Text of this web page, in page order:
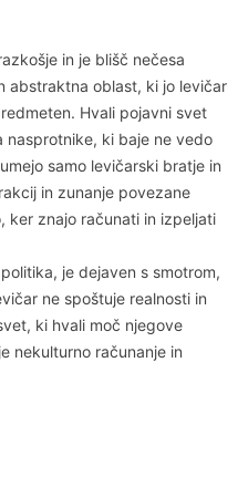
in je blišč nečesa
abstraktna oblast, ki jo levičar
Hvali pojavni svet
nasprotnike, ki baje ne vedo
samo levičarski bratje in
in zunanje povezane
ker znajo računati in izpeljati
je dejaven s smotrom,
ne spoštuje realnosti in
ki hvali moč njegove
nekulturno računanje in